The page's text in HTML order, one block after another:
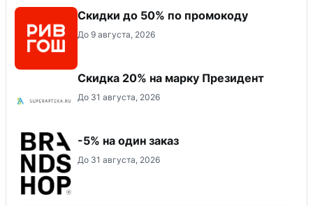
Скидки до 50% по промокоду
До 9 августа, 2026
Скидка 20% на марку Президент
До 31 августа, 2026
-5% на один заказ
До 31 августа, 2026